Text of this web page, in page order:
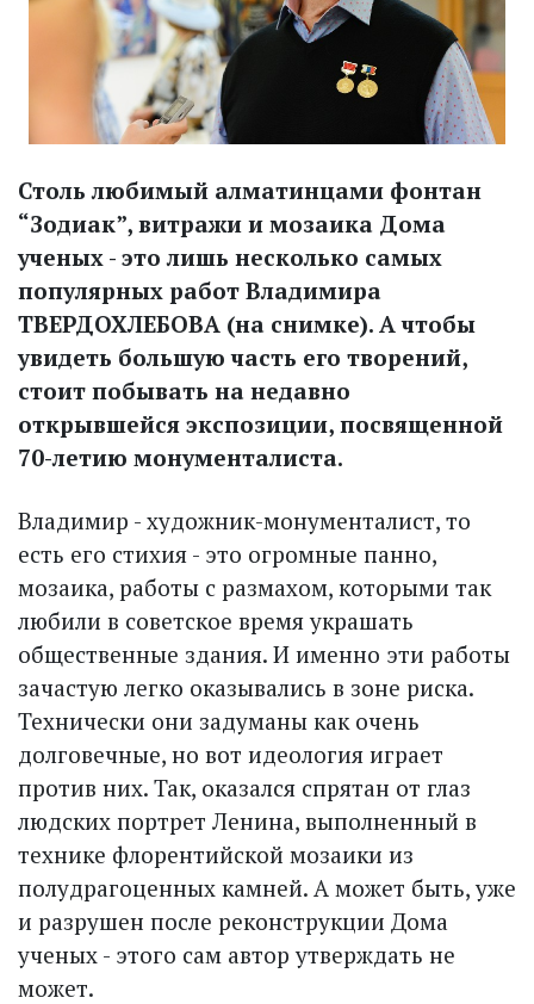
Столь любимый алматинцами фонтан
“Зодиак”, витражи и мозаика Дома
ученых - это лишь несколько самых
популярных работ Владимира
ТВЕРДОХЛЕБОВА (на снимке). А чтобы
увидеть большую часть его творений,
стоит побывать на недавно
открывшейся экспозиции, посвященной
70-летию монументалиста.
Владимир - художник-монументалист, то
есть его стихия - это огромные панно,
мозаика, работы с размахом, которыми так
любили в советское время украшать
общественные здания. И именно эти работы
зачастую легко оказывались в зоне риска.
Технически они задуманы как очень
долговечные, но вот идеология играет
против них. Так, оказался спрятан от глаз
людских портрет Ленина, выполненный в
технике флорентийской мозаики из
полудрагоценных камней. А может быть, уже
и разрушен после реконструкции Дома
ученых - этого сам автор утверждать не
может.